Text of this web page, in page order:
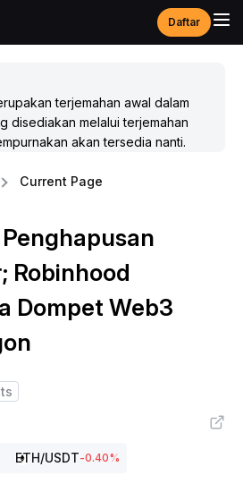
Daftar
terjemahan awal dalam
disediakan melalui terjemahan
akan tersedia nanti.
Current Page
Robinhood
Dompet Web3
ETH/USDT-0.40%